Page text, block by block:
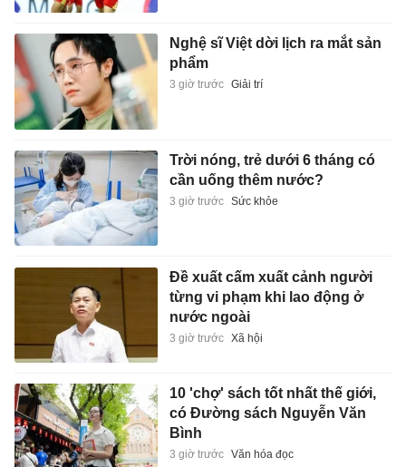
Nghệ sĩ Việt dời lịch ra mắt sản
phẩm
3 giờ trước Giải trí
Trời nóng, trẻ dưới 6 tháng có
cần uống thêm nước?
3 giờ trước Sức khỏe
Đề xuất cấm xuất cảnh người
từng vi phạm khi lao động ở
nước ngoài
3 giờ trước Xã hội
10 'chợ' sách tốt nhất thế giới,
có Đường sách Nguyễn Văn
Bình
3 giờ trước Văn hóa đọc